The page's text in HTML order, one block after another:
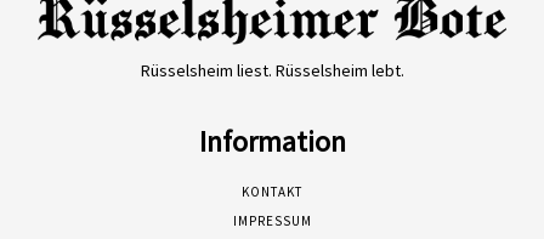
Rüsselsheim liest. Rüsselsheim lebt.
Information
KONTAKT
IMPRESSUM